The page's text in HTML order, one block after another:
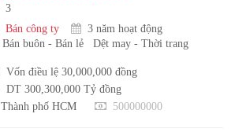
3
Bán công ty
3 năm hoạt động
Bán buôn - Bán lẻ
Dệt may - Thời trang
Vốn điều lệ 30,000,000 đồng
DT 300,300,000 Tỷ đồng
Thành phố HCM
500000000